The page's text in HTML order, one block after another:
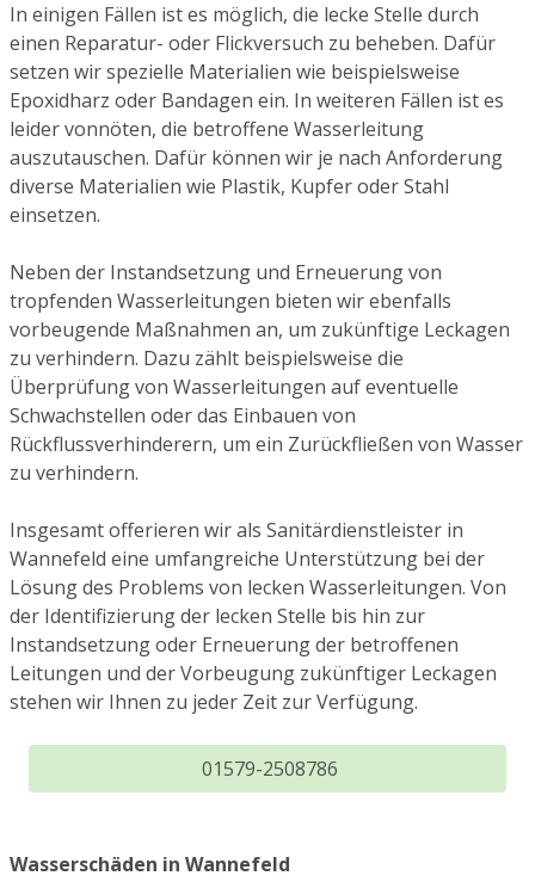
In einigen Fällen ist es möglich, die lecke Stelle durch
einen Reparatur- oder Flickversuch zu beheben. Dafür
setzen wir spezielle Materialien wie beispielsweise
Epoxidharz oder Bandagen ein. In weiteren Fällen ist es
leider vonnöten, die betroffene Wasserleitung
auszutauschen. Dafür können wir je nach Anforderung
diverse Materialien wie Plastik, Kupfer oder Stahl
einsetzen.
Neben der Instandsetzung und Erneuerung von
tropfenden Wasserleitungen bieten wir ebenfalls
vorbeugende Maßnahmen an, um zukünftige Leckagen
zu verhindern. Dazu zählt beispielsweise die
Überprüfung von Wasserleitungen auf eventuelle
Schwachstellen oder das Einbauen von
Rückflussverhinderern, um ein Zurückfließen von Wasser
zu verhindern.
Insgesamt offerieren wir als Sanitärdienstleister in
Wannefeld eine umfangreiche Unterstützung bei der
Lösung des Problems von lecken Wasserleitungen. Von
der Identifizierung der lecken Stelle bis hin zur
Instandsetzung oder Erneuerung der betroffenen
Leitungen und der Vorbeugung zukünftiger Leckagen
stehen wir Ihnen zu jeder Zeit zur Verfügung.
01579-2508786
Wasserschäden in Wannefeld